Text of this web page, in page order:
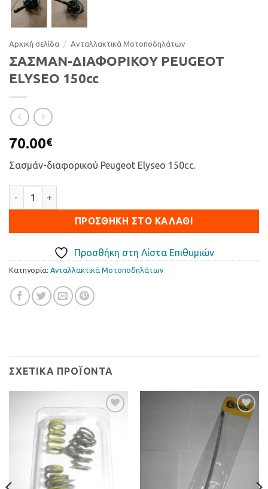
Αρχική σελίδα / Ανταλλακτικά Μοτοποδηλάτων
ΣΑΣΜΑΝ-ΔΙΑΦΟΡΙΚΟΥ PEUGEOT
ELYSEO 150cc
70.00€
Σασμάν-διαφορικού Peugeot Elyseo 150cc.
ΠΡΟΣΘΉΚΗ ΣΤΟ ΚΑΛΆΘΙ
Προσθήκη στη Λίστα Επιθυμιών
Κατηγορία: Ανταλλακτικά Μοτοποδηλάτων
ΣΧΕΤΙΚΆ ΠΡΟΪΌΝΤΑ
στη Λίστα
Επιθυμιών
Προσθήκη
στη Λίστα
Επιθυμιών